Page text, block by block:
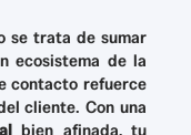
se trata de sumar
ecosistema de la
contacto refuerce
cliente. Con una
bien afinada, tu